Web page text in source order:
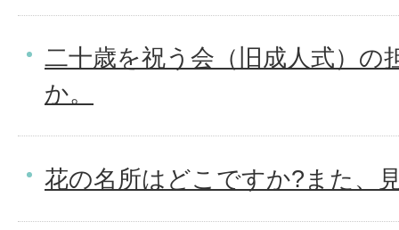
二十歳を祝う会（旧成人式）の
か。
花の名所はどこですか?また、